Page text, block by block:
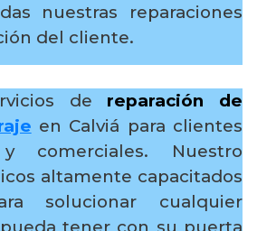
nuestras reparaciones
del cliente.
de reparación de
en Calviá para clientes
y comerciales. Nuestro
altamente capacitados
solucionar cualquier